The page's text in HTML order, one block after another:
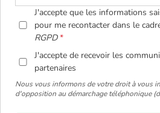
J'accepte que les informations
pour me recontacter dans le
RGPD
J'accepte de recevoir les
partenaires
Nous vous informons de votre droit à vous
d'opposition au démarchage téléphonique